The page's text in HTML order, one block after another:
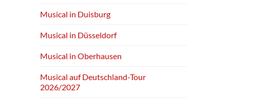
Musical in Duisburg
Musical in Düsseldorf
Musical in Oberhausen
Musical auf Deutschland-Tour
2026/2027